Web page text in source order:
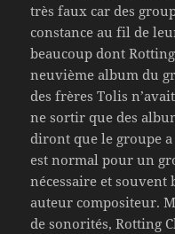
très faux car des
constance au fil de
beaucoup dont
neuvième album du
des frères Tolis
ne sortir que des
diront que le groupe
est normal pour un
nécessaire et
auteur compositeur.
de sonorités, Rotting